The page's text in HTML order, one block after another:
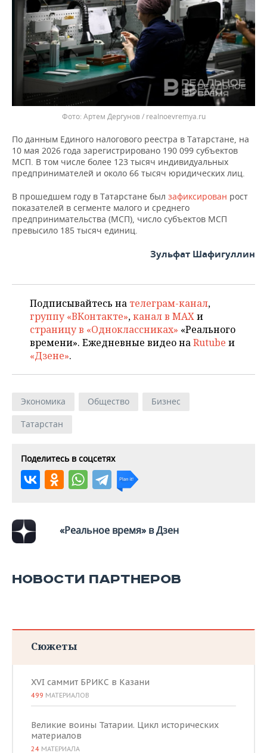
Артем Дергунов / realnoevremya.ru
По данным Единого налогового реестра в Татарстане, на
10 мая 2026 года зарегистрировано 190 099 субъектов
МСП. В том числе более 123 тысяч индивидуальных
предпринимателей и около 66 тысяч юридических лиц.
В прошедшем году в Татарстане был зафиксирован рост
показателей в сегменте малого и среднего
предпринимательства (МСП), число субъектов МСП
превысило 185 тысяч единиц.
Зульфат Шафигуллин
Подписывайтесь на телеграм-канал,
группу «ВКонтакте»,канал в MAXи
страницу в «Одноклассниках» «Реального
времени». Ежедневные видео наRutube и
«Дзене».
Экономика Общество
Бизнес
Татарстан
Поделитесь в соцсетях
«Реальное время» в Дзен
НОВОСТИ ПАРТНЕРОВ
Сюжеты
XVI саммит БРИКС в Казани
499 МАТЕРИАЛОВ
Великие воины Татарии. Цикл исторических
материалов
24 МАТЕРИАЛА